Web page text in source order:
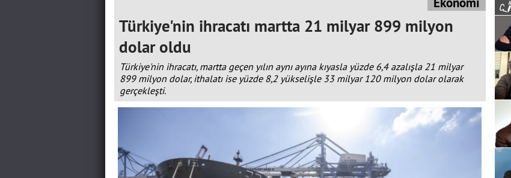
Türkiye'nin ihracatı martta 21 milyar 899 milyon
dolar oldu
Türkiye'nin ihracatı, martta geçen yılın aynı ayına kıyasla yüzde 6,4 azalışla 21 milyar
899 milyon dolar, ithalatı ise yüzde 8,2 yükselişle 33 milyar 120 milyon dolar olarak
gerçekleşti.